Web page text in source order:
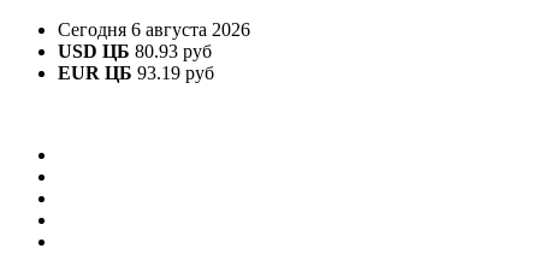
Сегодня 6 августа 2026
USD ЦБ 80.93 руб
EUR ЦБ 93.19 руб